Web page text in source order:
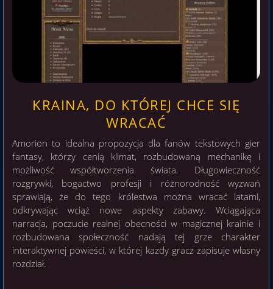
KRAINA, DO KTÓREJ CHCE SIĘ
WRACAĆ
Amorion to idealna propozycja dla fanów tekstowych gier
fantasy, którzy cenią klimat, rozbudowaną mechanikę i
możliwość współtworzenia świata. Długowieczność
rozgrywki, bogactwo profesji i różnorodność wyzwań
sprawiają, że do tego królestwa można wracać latami,
odkrywając wciąż nowe aspekty zabawy. Wciągająca
narracja, poczucie realnej obecności w magicznej krainie i
rozbudowana społeczność nadają tej grze charakter
interaktywnej powieści, w której każdy gracz zapisuje własny
rozdział.